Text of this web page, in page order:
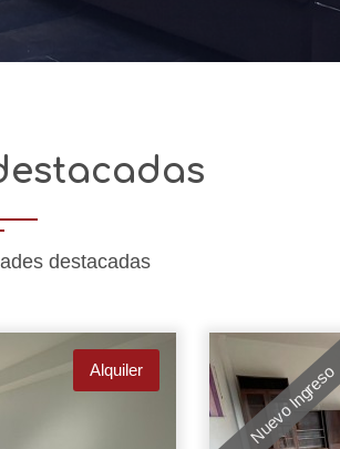
destacadas
Alquiler Nuevo Ingreso